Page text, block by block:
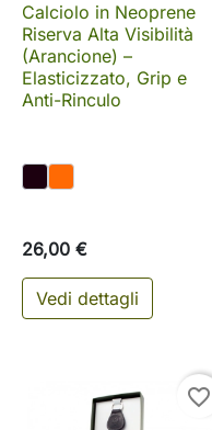
Calciolo in Neoprene
Riserva Alta Visibilità
(Arancione) –
Elasticizzato, Grip e
Anti-Rinculo
26,00 €
Vedi dettagli
favorite_border